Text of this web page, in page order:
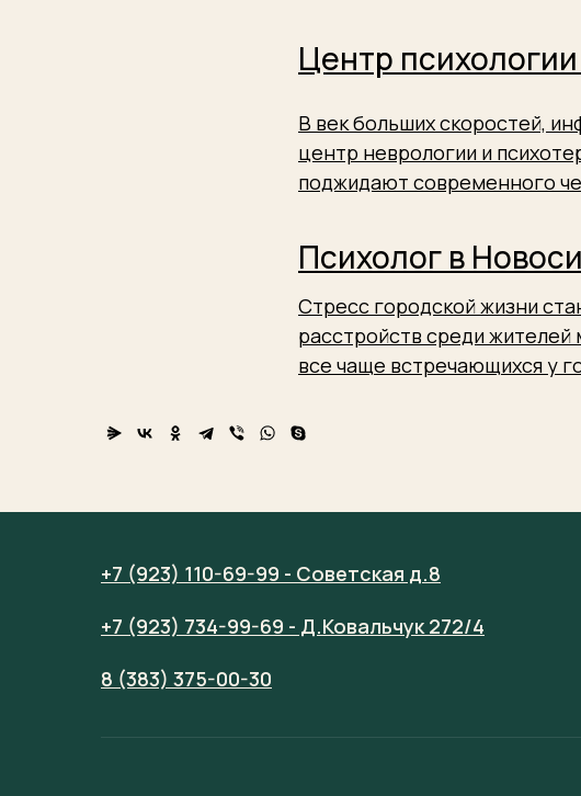
В век больших скоростей,
центр неврологии и
поджидают современного
Центр
Стресс городской жизни
расстройств среди жителей
все чаще встречающихся у
Психолог в
+7 (923) 110-69-99 - Советская д.8
+7 (923) 734-99-69 - Д.Ковальчук 272/4
8 (383) 375-00-30